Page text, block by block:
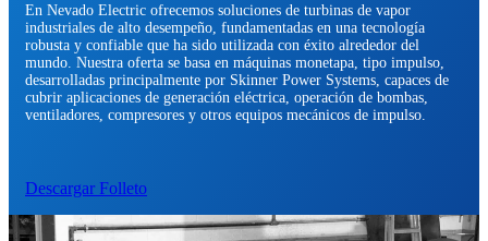
En Nevado Electric ofrecemos soluciones de turbinas de vapor
industriales de alto desempeño, fundamentadas en una tecnología
robusta y confiable que ha sido utilizada con éxito alrededor del
mundo. Nuestra oferta se basa en máquinas monetapa, tipo impulso,
desarrolladas principalmente por Skinner Power Systems, capaces de
cubrir aplicaciones de generación eléctrica, operación de bombas,
ventiladores, compresores y otros equipos mecánicos de impulso.
Descargar Folleto